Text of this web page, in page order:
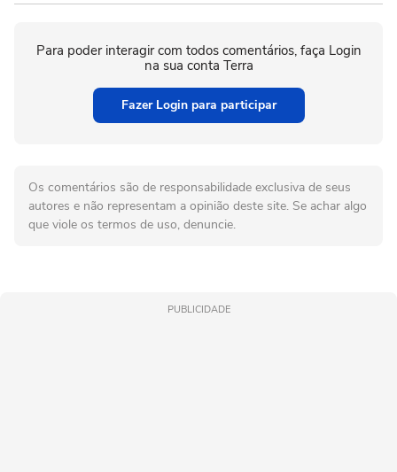
Para poder interagir com todos comentários, faça Login
na sua conta Terra
Fazer Login para participar
Os comentários são de responsabilidade exclusiva de seus
autores e não representam a opinião deste site. Se achar algo
que viole os termos de uso, denuncie.
PUBLICIDADE